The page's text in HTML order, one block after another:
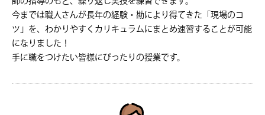
今までは職人さんが長年の経験・勘により得てきた「現場のコ
ツ」を、わかりやすくカリキュラムにまとめ速習することが可能
になりました！
手に職をつけたい皆様にぴったりの授業です。